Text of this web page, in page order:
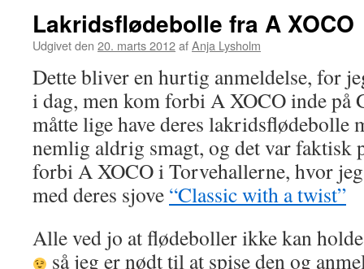
Lakridsflødebolle fra A XOCO
Udgivet den 20. marts 2012afAnja Lysholm
Dette bliver en hurtig anmeldelse, for
i dag, men kom forbi A XOCO inde på
måtte lige have deres lakridsflødebolle
nemlig aldrig smagt, og det var faktisk
forbi A XOCO i Torvehallerne, hvor
med deres sjove “Classic with a twist”
Alle ved jo at flødeboller ikke kan
så jeg er nødt til at spise den og